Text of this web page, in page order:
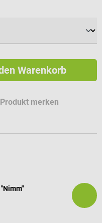
Warenkorb
Produkt merken